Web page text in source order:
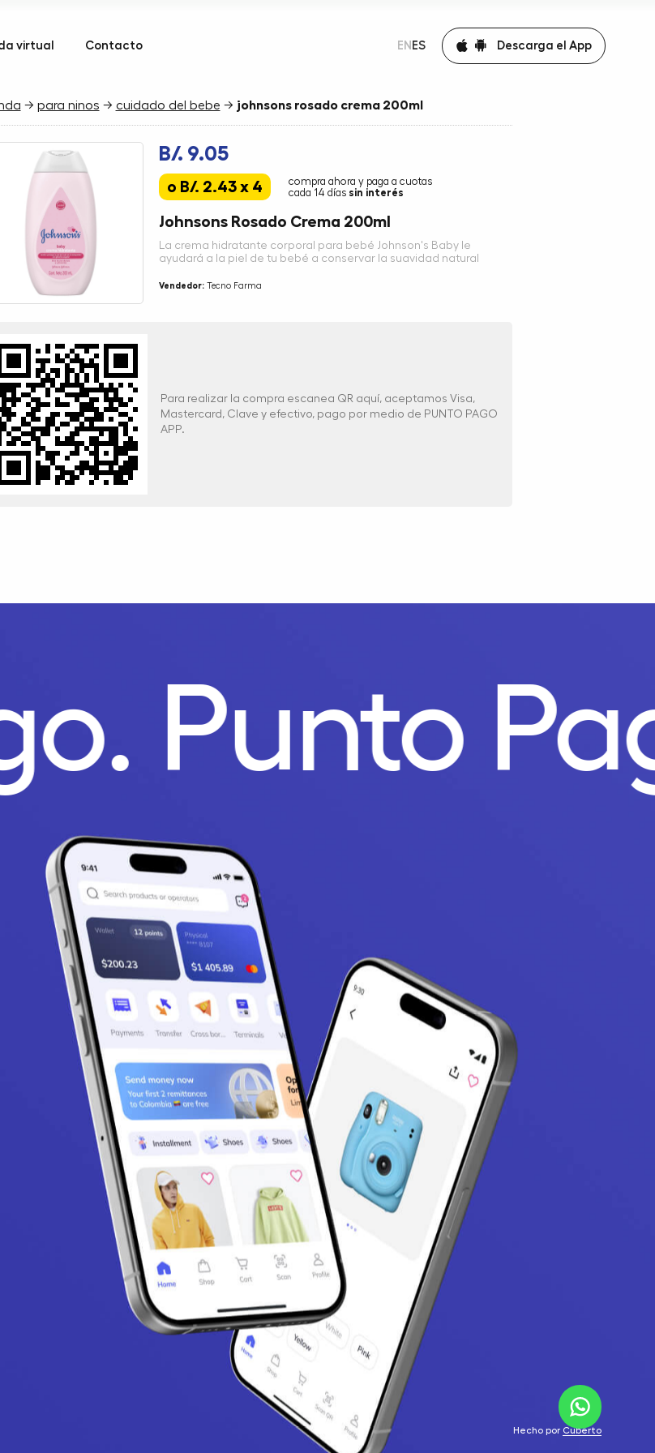
virtual Contacto EN ES Descarga el App
→ para ninos → cuidado del bebe → johnsons rosado crema 200ml
B/. 9.05
o B/. 2.43 x 4
compra ahora y paga a cuotas
cada 14 días sin interés
Johnsons Rosado Crema 200ml
La crema hidratante corporal para bebé Johnson's Baby le
ayudará a la piel de tu bebé a conservar la suavidad natural
Vendedor:Tecno Farma
Para realizar la compra escanea QR aquí, aceptamos Visa,
Mastercard, Clave y efectivo, pago por medio de PUNTO PAGO
APP.
Punto
Hecho por Cuberto